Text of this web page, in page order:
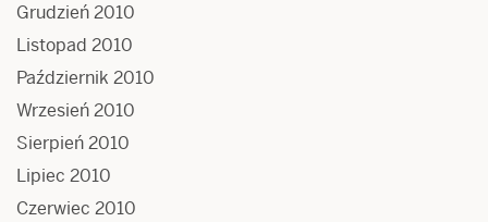
Grudzień 2010
Listopad 2010
Październik 2010
Wrzesień 2010
Sierpień 2010
Lipiec 2010
Czerwiec 2010